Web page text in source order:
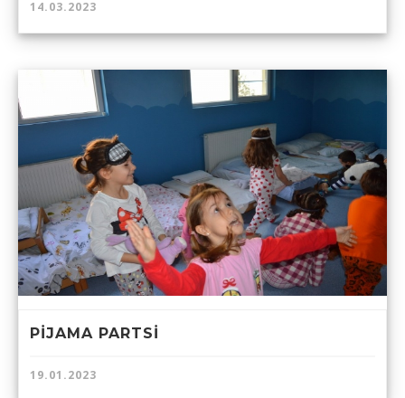
14.03.2023
PİJAMA PARTSİ
19.01.2023